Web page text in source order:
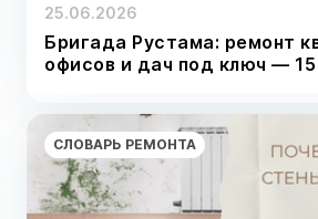
25.06.2026
Бригада Рустама: ремонт
офисов и дач под ключ — 15
СЛОВАРЬ РЕМОНТА